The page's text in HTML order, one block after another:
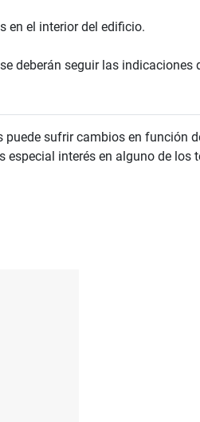
en el interior del edificio.
deberán seguir las
sufrir cambios en función
interés en alguno de los